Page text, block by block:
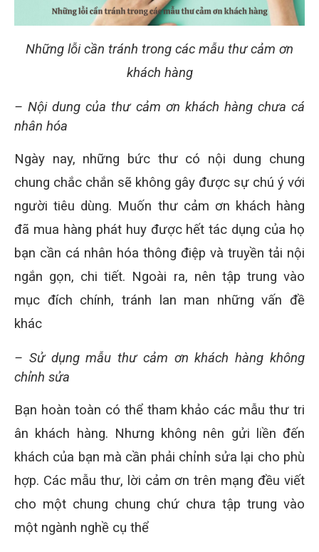
Những lỗi cần tránh trong các mẫu thư cảm ơn
khách hàng
– Nội dung của thư cảm ơn khách hàng chưa cá
nhân hóa
Ngày nay, những bức thư có nội dung chung
chung chắc chắn sẽ không gây được sự chú ý với
người tiêu dùng. Muốn thư cảm ơn khách hàng
đã mua hàng phát huy được hết tác dụng của họ
bạn cần cá nhân hóa thông điệp và truyền tải nội
ngắn gọn, chi tiết. Ngoài ra, nên tập trung vào
mục đích chính, tránh lan man những vấn đề
khác
– Sử dụng mẫu thư cảm ơn khách hàng không
chỉnh sửa
Bạn hoàn toàn có thể tham khảo các mẫu thư tri
ân khách hàng. Nhưng không nên gửi liền đến
khách của bạn mà cần phải chỉnh sửa lại cho phù
hợp. Các mẫu thư, lời cảm ơn trên mạng đều viết
cho một chung chung chứ chưa tập trung vào
một ngành nghề cụ thể